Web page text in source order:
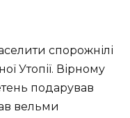
спорожнілі
Утопії. Вірному
подарував
вельми